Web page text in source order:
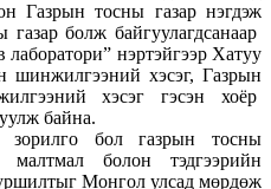
Газрын тосны газар нэгдэж
болж байгуулагдсанаар
нэртэйгээр Хатуу
шинжилгээний хэсэг, Газрын
хэсэг гэсэн хоёр
байна.
зорилго бол газрын тосны
малтмал болон тэдгээрийн
Монгол улсад мөрдөж